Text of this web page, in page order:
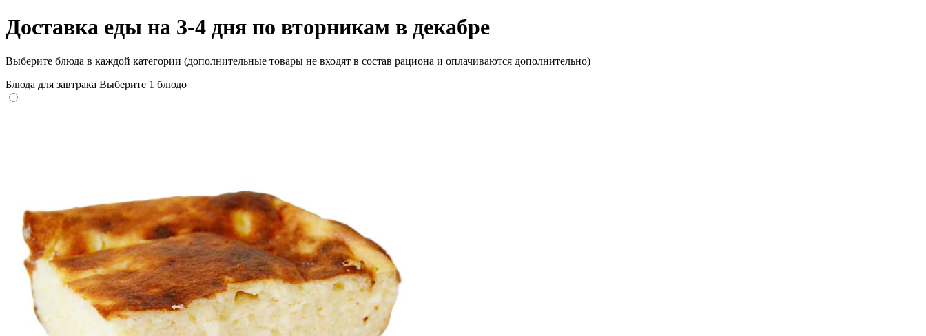
Доставка еды на 3-4 дня по вторникам в декабре
Выберите блюда в каждой категории (дополнительные товары не входят в состав рациона и оплачиваются дополнительно)
Блюда для завтрака Выберите 1 блюдо